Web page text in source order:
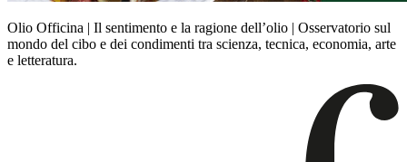
Olio Officina | Il sentimento e la ragione dell’olio | Osservatorio sul
mondo del cibo e dei condimenti tra scienza, tecnica, economia, arte
e letteratura.